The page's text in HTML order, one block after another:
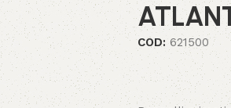
COD: 621500